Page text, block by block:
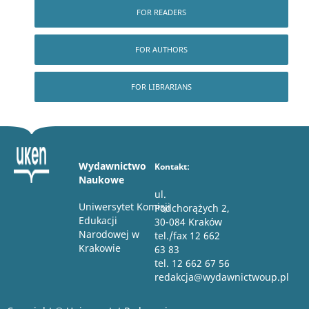
FOR READERS
FOR AUTHORS
FOR LIBRARIANS
Wydawnictwo
Naukowe
Uniwersytet Komisji
Edukacji
Narodowej w
Krakowie
Kontakt:
ul.
Podchorążych 2,
30-084 Kraków
tel./fax 12 662
63 83
tel. 12 662 67 56
redakcja@wydawnictwoup.pl